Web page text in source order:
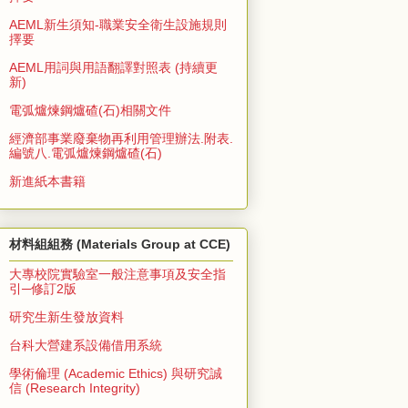
AEML新生須知-職業安全衛生設施規則
擇要
AEML用詞與用語翻譯對照表 (持續更
新)
電弧爐煉鋼爐碴(石)相關文件
經濟部事業廢棄物再利用管理辦法.附表.
編號八.電弧爐煉鋼爐碴(石)
新進紙本書籍
材料組組務 (Materials Group at CCE)
大專校院實驗室一般注意事項及安全指
引─修訂2版
研究生新生發放資料
台科大營建系設備借用系統
學術倫理 (Academic Ethics) 與研究誠
信 (Research Integrity)